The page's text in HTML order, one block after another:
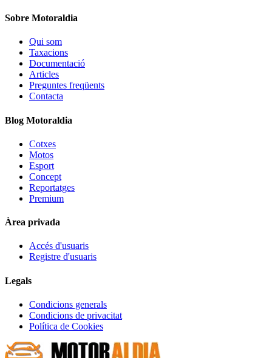
Sobre Motoraldia
Qui som
Taxacions
Documentació
Articles
Preguntes freqüents
Contacta
Blog Motoraldia
Cotxes
Motos
Esport
Concept
Reportatges
Premium
Àrea privada
Accés d'usuaris
Registre d'usuaris
Legals
Condicions generals
Condicions de privacitat
Política de Cookies